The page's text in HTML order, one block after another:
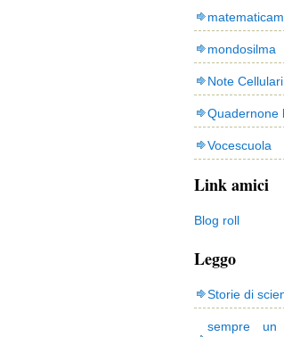
mondosilma
Note Cellulari
Quadernone
Vocescuola
Link amici
Blog roll
Leggo
Storie di
sempre